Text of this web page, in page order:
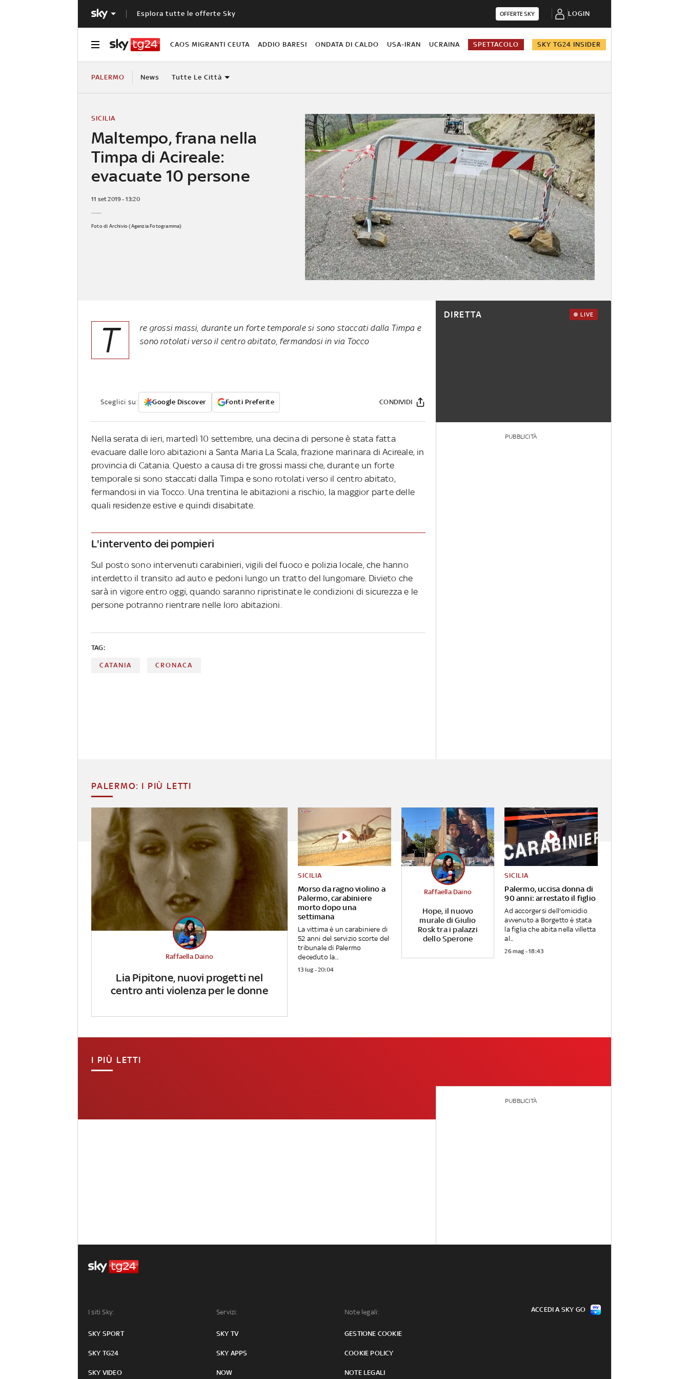
Esplora tutte le offerte Sky OFFERTE SKY LOGIN
CAOS MIGRANTI CEUTA ADDIO BARESI ONDATA DI CALDO USA-IRAN UCRAINA SPETTACOLO SKY TG24 INSIDER
PALERMO News Tutte Le Città
Maltempo, frana nella
Timpa di Acireale:
evacuate 10 persone
SICILIA
11 set 2019 - 13:20
Foto di Archivio (Agenzia Fotogramma)
T
re grossi massi, durante un forte temporale si sono staccati dalla Timpa e
sono rotolati verso il centro abitato, fermandosi in via Tocco
Sceglici su: Google Discover Fonti Preferite CONDIVIDI
Nella serata di ieri, martedì 10 settembre, una decina di persone è stata fatta
evacuare dalle loro abitazioni a Santa Maria La Scala, frazione marinara di Acireale, in
provincia di Catania. Questo a causa di tre grossi massi che, durante un forte
temporale si sono staccati dalla Timpa e sono rotolati verso il centro abitato,
fermandosi in via Tocco. Una trentina le abitazioni a rischio, la maggior parte delle
quali residenze estive e quindi disabitate.
L'intervento dei pompieri
Sul posto sono intervenuti carabinieri, vigili del fuoco e polizia locale, che hanno
interdetto il transito ad auto e pedoni lungo un tratto del lungomare. Divieto che
sarà in vigore entro oggi, quando saranno ripristinate le condizioni di sicurezza e le
persone potranno rientrare nelle loro abitazioni.
TAG:
CATANIA CRONACA
DIRETTA LIVE
PUBBLICITÀ
PALERMO: I PIÙ LETTI
Lia Pipitone, nuovi progetti nel
centro anti violenza per le donne
Raffaella Daino
Morso da ragno violino a
Palermo, carabiniere
morto dopo una
settimana
SICILIA
La vittima è un carabiniere di
52 anni del servizio scorte del
tribunale di Palermo
deceduto la...
13 lug - 20:04
Hope, il nuovo
murale di Giulio
Rosk tra i palazzi
dello Sperone
Raffaella Daino
Palermo, uccisa donna di
90 anni: arrestato il figlio
SICILIA
Ad accorgersi dell'omicidio
avvenuto a Borgetto è stata
la figlia che abita nella villetta
al...
26 mag - 18:43
I PIÙ LETTI
PUBBLICITÀ
I siti Sky:
SKY SPORT
SKY TG24
SKY VIDEO
Servizi:
SKY TV
SKY APPS
NOW
Note legali:
GESTIONE COOKIE
COOKIE POLICY
NOTE LEGALI
ACCEDI A SKY GO